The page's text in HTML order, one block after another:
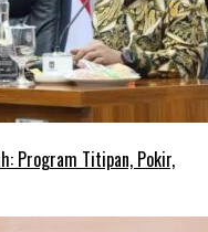
Program Titipan, Pokir,